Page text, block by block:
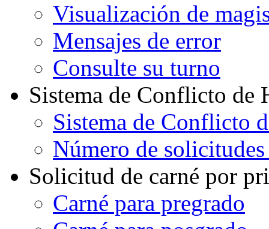
Visualización de
Mensajes de error
Consulte su turno
Sistema de Conflicto de
Sistema de Conflicto
Número de
Solicitud de carné por
Carné para pregrado